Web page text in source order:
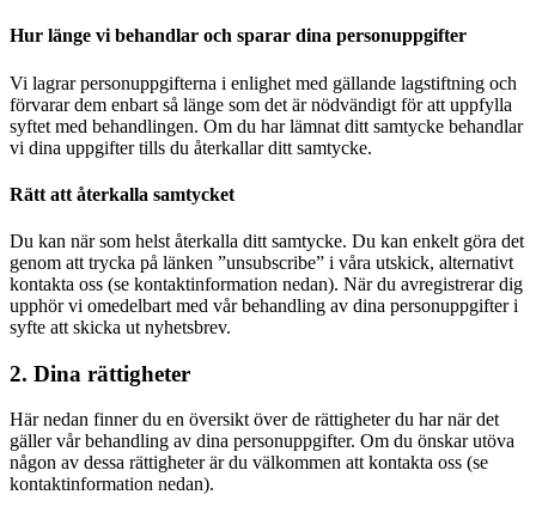
Hur länge vi behandlar och sparar dina personuppgifter
Vi lagrar personuppgifterna i enlighet med gällande lagstiftning och
förvarar dem enbart så länge som det är nödvändigt för att uppfylla
syftet med behandlingen. Om du har lämnat ditt samtycke behandlar
vi dina uppgifter tills du återkallar ditt samtycke.
Rätt att återkalla samtycket
Du kan när som helst återkalla ditt samtycke. Du kan enkelt göra det
genom att trycka på länken ”unsubscribe” i våra utskick, alternativt
kontakta oss (se kontaktinformation nedan). När du avregistrerar dig
upphör vi omedelbart med vår behandling av dina personuppgifter i
syfte att skicka ut nyhetsbrev.
2. Dina rättigheter
Här nedan finner du en översikt över de rättigheter du har när det
gäller vår behandling av dina personuppgifter. Om du önskar utöva
någon av dessa rättigheter är du välkommen att kontakta oss (se
kontaktinformation nedan).